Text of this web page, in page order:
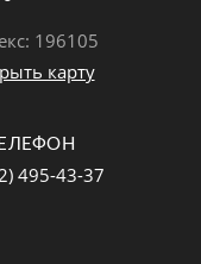
196105
карту
495-43-37